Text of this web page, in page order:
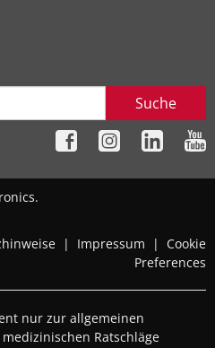
Suche
| Impressum | Cookie
Preferences
nur zur allgemeinen
Ratschläge